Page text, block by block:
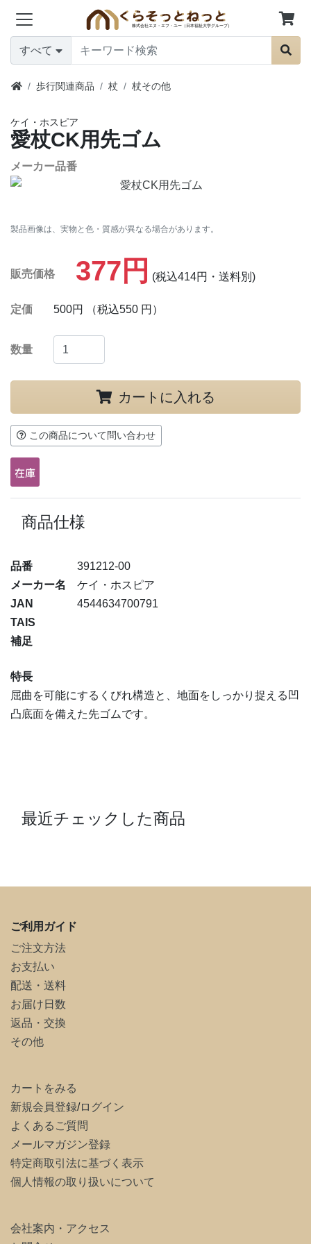
すべて
歩行関連商品 杖 杖その他
ケイ・ホスピア
愛杖CK用先ゴム
メーカー品番
製品画像は、実物と色・質感が異なる場合があります。
販売価格 377円 (税込414円・送料別)
定価 500円 （税込550 円）
数量
カートに入れる
この商品について問い合わせ
商品仕様
品番
391212-00
メーカー名
ケイ・ホスピア
JAN
4544634700791
TAIS
補足
特長
屈曲を可能にするくびれ構造と、地面をしっかり捉える凹
凸底面を備えた先ゴムです。
最近チェックした商品
ご利用ガイド
ご注文方法
お支払い
配送・送料
お届け日数
返品・交換
その他
カートをみる
新規会員登録/ログイン
よくあるご質問
メールマガジン登録
特定商取引法に基づく表示
個人情報の取り扱いについて
会社案内・アクセス